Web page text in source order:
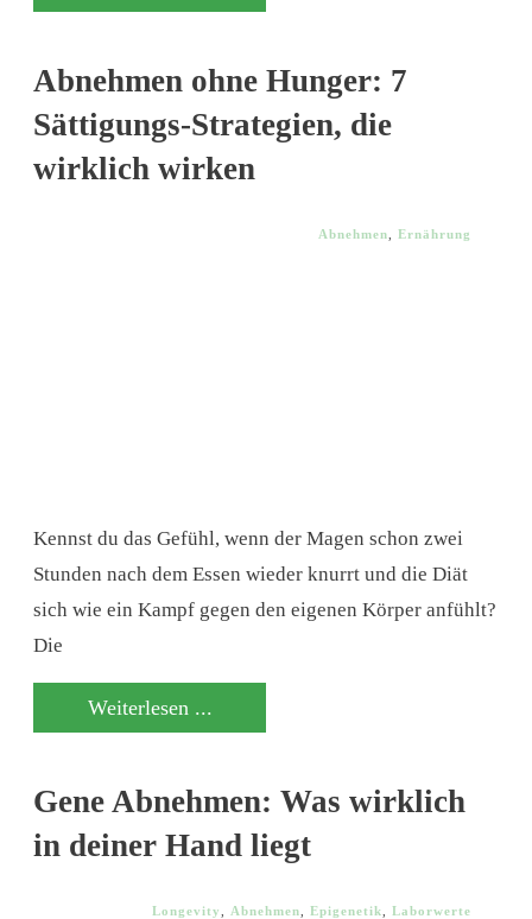
Abnehmen ohne Hunger: 7
Sättigungs-Strategien, die
wirklich wirken
Abnehmen Ernährung
Kennst du das Gefühl, wenn der Magen schon zwei
Stunden nach dem Essen wieder knurrt und die Diät
sich wie ein Kampf gegen den eigenen Körper anfühlt?
Die
Weiterlesen ...
Gene Abnehmen: Was wirklich
in deiner Hand liegt
Longevity Abnehmen Epigenetik Laborwerte